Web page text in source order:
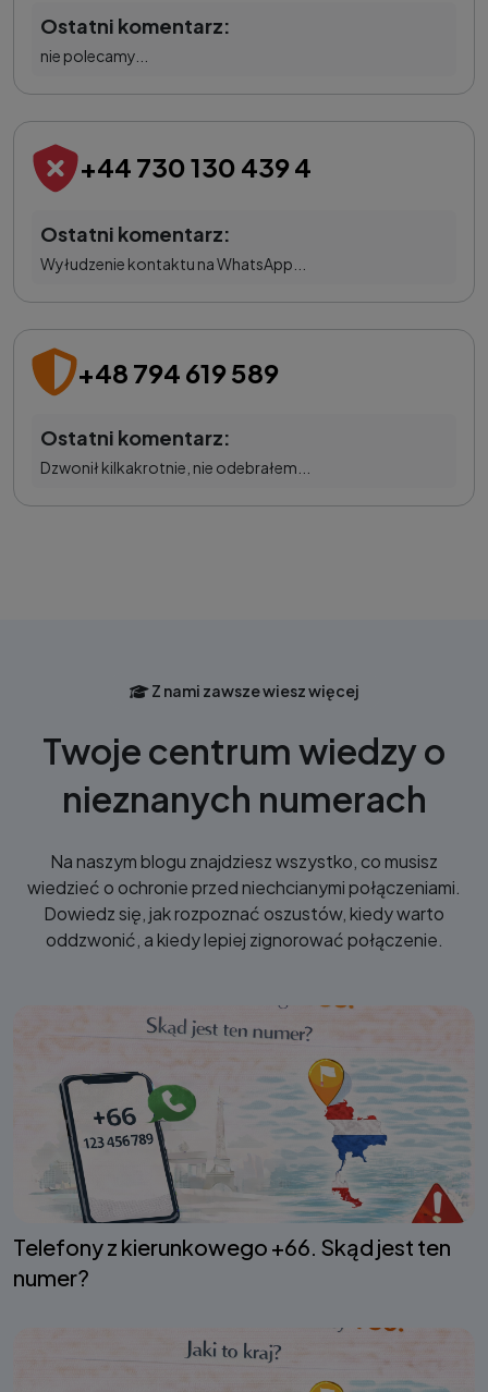
Ostatni komentarz:
nie polecamy...
+44 730 130 439 4
Ostatni komentarz:
Wyłudzenie kontaktu na WhatsApp...
+48 794 619 589
Ostatni komentarz:
Dzwonił kilkakrotnie, nie odebrałem...
Z nami zawsze wiesz więcej
Twoje centrum wiedzy o
nieznanych numerach
Na naszym blogu znajdziesz wszystko, co musisz
wiedzieć o ochronie przed niechcianymi połączeniami.
Dowiedz się, jak rozpoznać oszustów, kiedy warto
oddzwonić, a kiedy lepiej zignorować połączenie.
Telefony z kierunkowego +66. Skąd jest ten
numer?